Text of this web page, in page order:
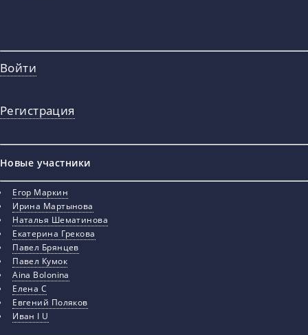
Войти
Регистрация
Новые участники
Егор Маркин
Ирина Мартынова
Наталья Шематинова
Екатерина Грекова
Павел Брянцев
Павел Кумок
Aina Bolonina
Елена С
Евгений Поляков
Иван I U